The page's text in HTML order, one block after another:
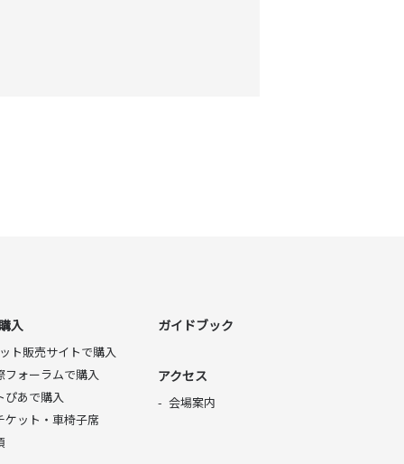
入
ト販売サイトで購入
フォーラムで購入
ぴあで購入
ケット・車椅子席
ガイドブック
アクセス
会場案内